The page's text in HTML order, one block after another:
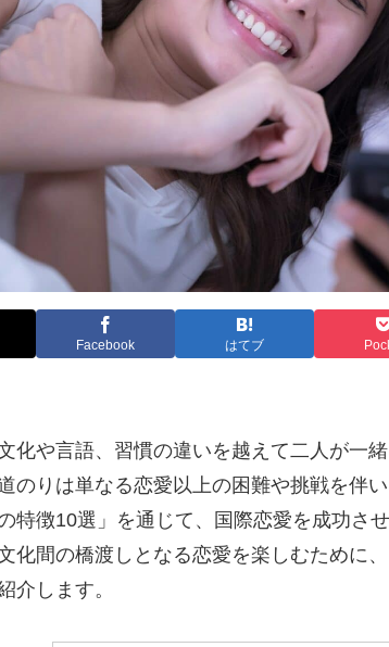
Facebook はてブ
化や言語、習慣の違いを越えて二人が一
のりは単なる恋愛以上の困難や挑戦を伴
特徴10選」を通じて、国際恋愛を成功さ
化間の橋渡しとなる恋愛を楽しむために
介します。